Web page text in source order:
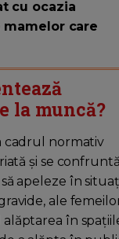
cu ocazia
mamelor care
la muncă?
cadrul normativ
și se confruntă
apeleze în
ale
alăptarea în